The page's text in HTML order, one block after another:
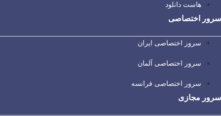
هاست دانلود
سرور اختصاصی
سرور اختصاصی ایران
سرور اختصاصی آلمان
سرور اختصاصی فرانسه
سرور مجازی